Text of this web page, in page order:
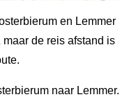
en Lemmer
maar de reis afstand is
naar Lemmer.